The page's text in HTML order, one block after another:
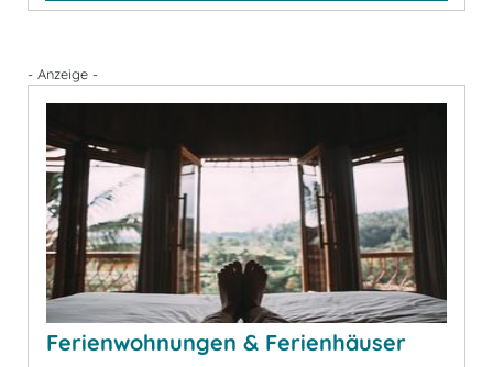
- Anzeige -
Ferienwohnungen & Ferienhäuser